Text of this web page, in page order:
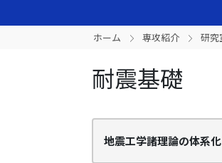
ホーム 専攻紹介 研究
耐震基礎
地震工学諸理論の体系